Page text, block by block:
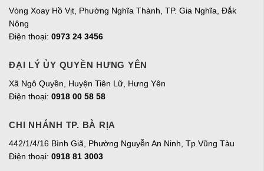
Vòng Xoay Hồ Vịt, Phường Nghĩa Thành, TP. Gia Nghĩa, Đắk
Nông
Điện thoại: 0973 24 3456
ĐẠI LÝ ỦY QUYỀN HƯNG YÊN
Xã Ngô Quyền, Huyện Tiên Lữ, Hưng Yên
Điện thoại: 0918 00 58 58
CHI NHÁNH TP. BÀ RỊA
442/1/4/16 Bình Giã, Phường Nguyễn An Ninh, Tp.Vũng Tàu
Điện thoại: 0918 81 3003